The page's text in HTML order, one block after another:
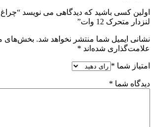
اولین کسی باشید که دیدگاهی می نویسد “چراغ
لنزدار متحرک 12 وات”
نشانی ایمیل شما منتشر نخواهد شد. بخش‌های
علامت‌گذاری شده‌اند *
امتیاز شما *
دیدگاه شما *